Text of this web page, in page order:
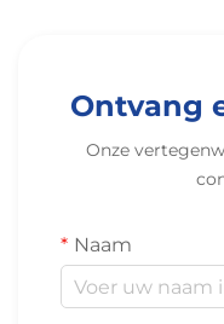
Ontvang
Onze
Naam